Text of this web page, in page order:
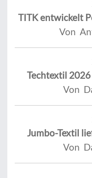
TITK entwickelt
Von
Techtextil
Von
Jumbo-Textil
Von